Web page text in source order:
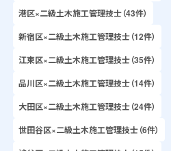
港区×二級土木施工管理技士（43件）
新宿区×二級土木施工管理技士（12件）
江東区×二級土木施工管理技士（35件）
品川区×二級土木施工管理技士（14件）
大田区×二級土木施工管理技士（24件）
世田谷区×二級土木施工管理技士（6件）